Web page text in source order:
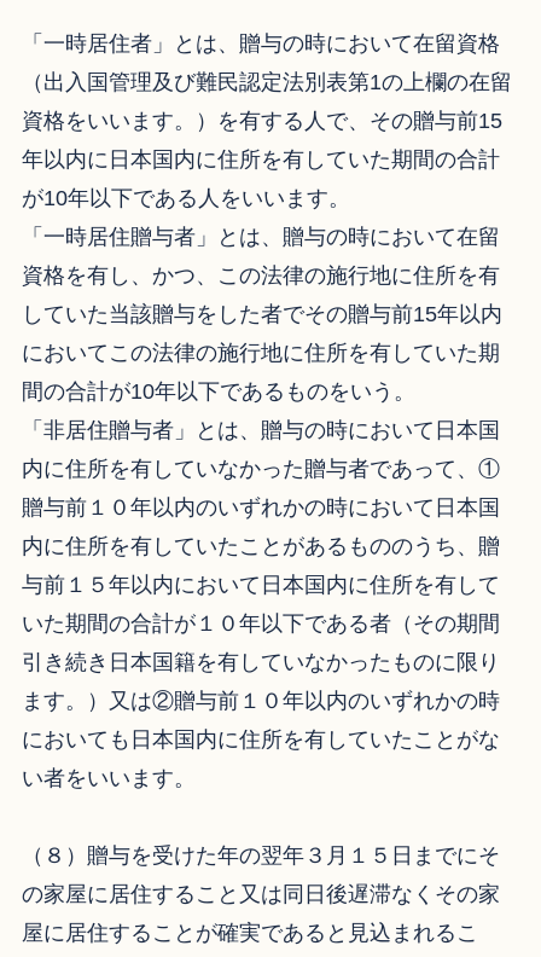
「一時居住者」とは、贈与の時において在留資格
（出入国管理及び難民認定法別表第1の上欄の在留
資格をいいます。）を有する人で、その贈与前15
年以内に日本国内に住所を有していた期間の合計
が10年以下である人をいいます。
「一時居住贈与者」とは、贈与の時において在留
資格を有し、かつ、この法律の施行地に住所を有
していた当該贈与をした者でその贈与前15年以内
においてこの法律の施行地に住所を有していた期
間の合計が10年以下であるものをいう。
「非居住贈与者」とは、贈与の時において日本国
内に住所を有していなかった贈与者であって、①
贈与前１０年以内のいずれかの時において日本国
内に住所を有していたことがあるもののうち、贈
与前１５年以内において日本国内に住所を有して
いた期間の合計が１０年以下である者（その期間
引き続き日本国籍を有していなかったものに限り
ます。）又は②贈与前１０年以内のいずれかの時
においても日本国内に住所を有していたことがな
い者をいいます。
（８）贈与を受けた年の翌年３月１５日までにそ
の家屋に居住すること又は同日後遅滞なくその家
屋に居住することが確実であると見込まれるこ